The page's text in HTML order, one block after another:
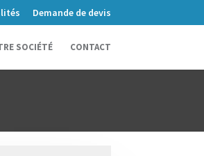
Demande de devis
SOCIÉTÉ CONTACT